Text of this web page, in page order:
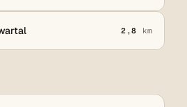
2,8 km